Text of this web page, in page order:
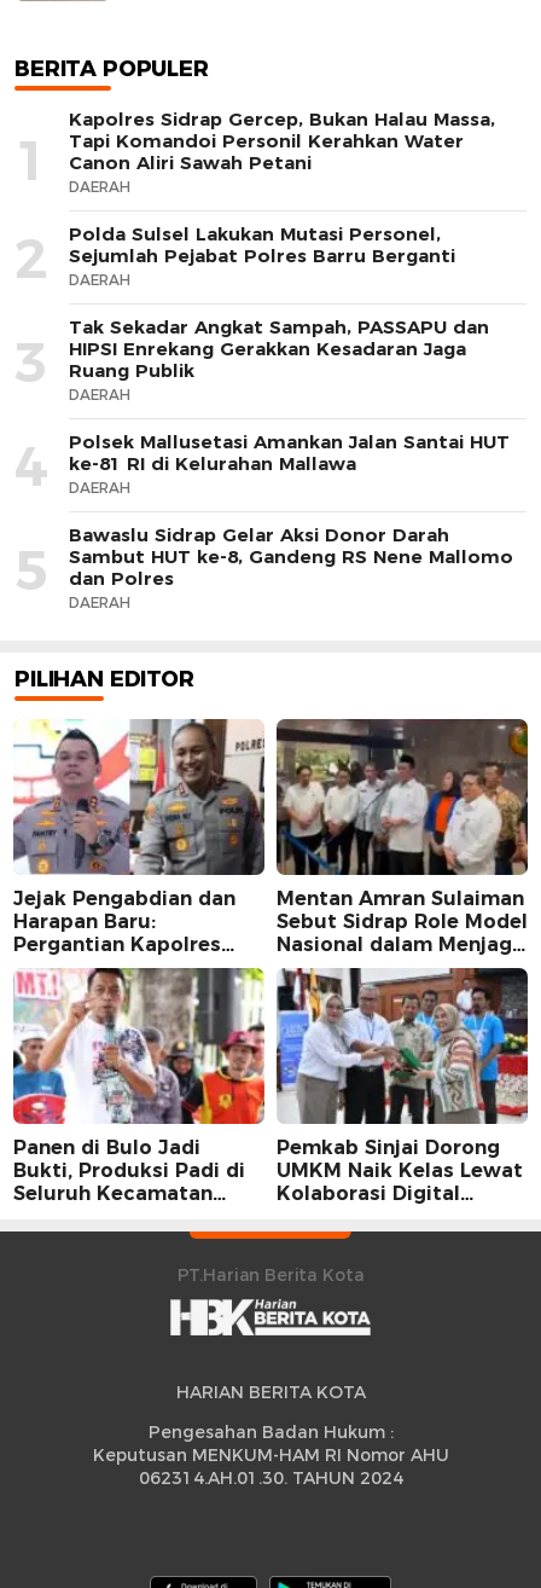
BERITA POPULER
1
Kapolres Sidrap Gercep, Bukan Halau Massa,
Tapi Komandoi Personil Kerahkan Water
Canon Aliri Sawah Petani
DAERAH
2
Polda Sulsel Lakukan Mutasi Personel,
Sejumlah Pejabat Polres Barru Berganti
DAERAH
3
Tak Sekadar Angkat Sampah, PASSAPU dan
HIPSI Enrekang Gerakkan Kesadaran Jaga
Ruang Publik
DAERAH
4
Polsek Mallusetasi Amankan Jalan Santai HUT
ke-81 RI di Kelurahan Mallawa
DAERAH
5
Bawaslu Sidrap Gelar Aksi Donor Darah
Sambut HUT ke-8, Gandeng RS Nene Mallomo
dan Polres
DAERAH
PILIHAN EDITOR
Jejak Pengabdian dan
Harapan Baru:
Pergantian Kapolres
Sidrap dalam Perspektif
Karier Dua Perwira
Mentan Amran Sulaiman
Sebut Sidrap Role Model
Nasional dalam Menjaga
Stabilitas Harga Telur
Panen di Bulo Jadi
Bukti, Produksi Padi di
Seluruh Kecamatan
Pemkab Sinjai Dorong
UMKM Naik Kelas Lewat
Kolaborasi Digital
PT.Harian Berita Kota
HARIAN BERITA KOTA
Pengesahan Badan Hukum :
Keputusan MENKUM-HAM RI Nomor AHU
062314.AH.01.30. TAHUN 2024